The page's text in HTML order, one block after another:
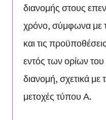
διανομής στους
χρόνο, σύμφωνα με
και τις
εντός των ορίων
διανομή, σχετικά με
μετοχές τύπου Α.